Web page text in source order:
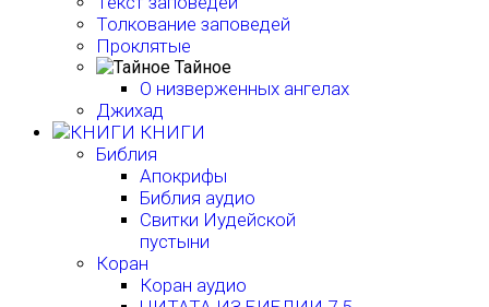
Толкование заповедей
Проклятые
Тайное
О низверженных ангелах
Джихад
КНИГИ
Библия
Апокрифы
Библия аудио
Свитки Иудейской
пустыни
Коран
Коран аудио